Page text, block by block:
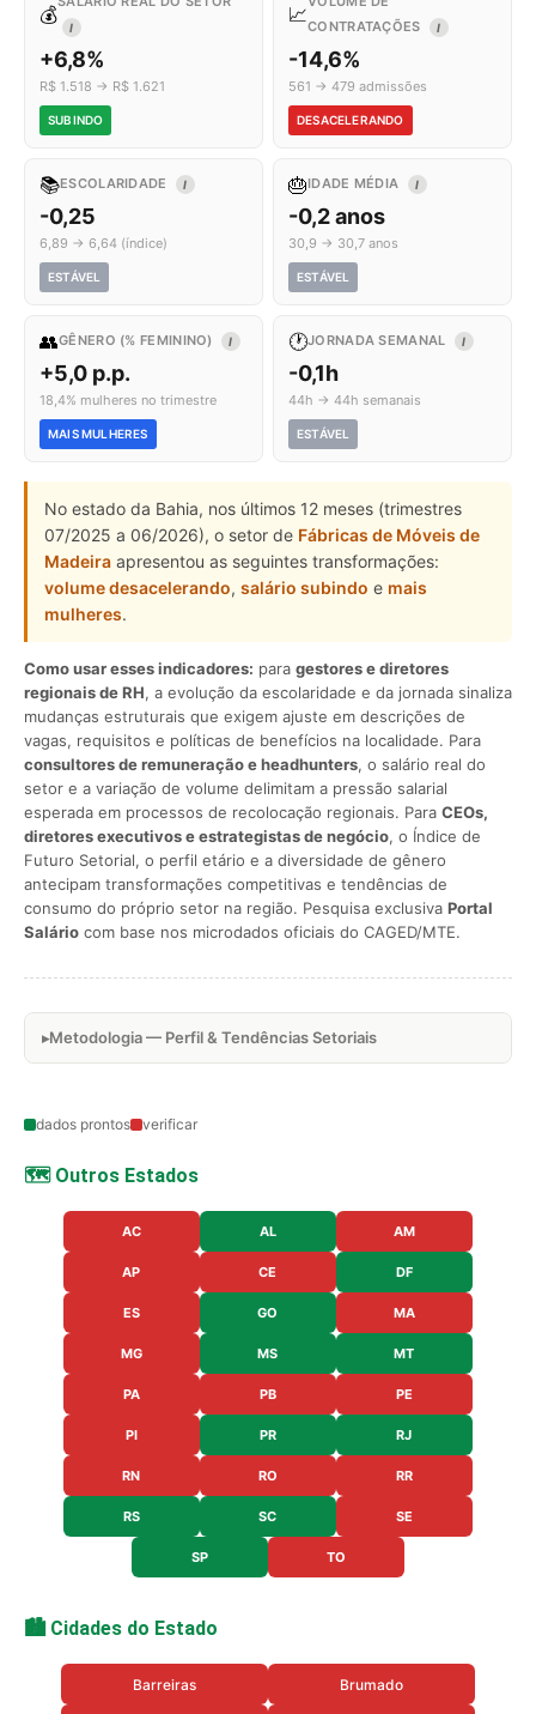
💰
I
+6,8%
R$ 1.518 → R$ 1.621
SUBINDO
📈CONTRATAÇÕES
I
-14,6%
561 → 479 admissões
DESACELERANDO
📚ESCOLARIDADE I
-0,25
6,89 → 6,64 (índice)
ESTÁVEL
🎂IDADE MÉDIA I
-0,2 anos
30,9 → 30,7 anos
ESTÁVEL
👥GÊNERO (% FEMININO) I
+5,0 p.p.
18,4% mulheres no trimestre
MAIS MULHERES
🕐JORNADA SEMANAL I
-0,1h
44h → 44h semanais
ESTÁVEL
No estado da Bahia, nos últimos 12 meses (trimestres
07/2025 a 06/2026), o setor de Fábricas de Móveis de
Madeira apresentou as seguintes transformações:
volume desacelerando, salário subindo e mais
mulheres.
Como usar esses indicadores: para gestores e diretores
regionais de RH, a evolução da escolaridade e da jornada sinaliza
mudanças estruturais que exigem ajuste em descrições de
vagas, requisitos e políticas de benefícios na localidade. Para
consultores de remuneração e headhunters, o salário real do
setor e a variação de volume delimitam a pressão salarial
esperada em processos de recolocação regionais. Para CEOs,
diretores executivos e estrategistas de negócio, o Índice de
Futuro Setorial, o perfil etário e a diversidade de gênero
antecipam transformações competitivas e tendências de
consumo do próprio setor na região. Pesquisa exclusiva Portal
Salário com base nos microdados oficiais do CAGED/MTE.
Metodologia — Perfil & Tendências Setoriais
dados prontos verificar
🗺️ Outros Estados
AC AL AM
AP CE DF
ES GO MA
MG MS MT
PA PB PE
PI PR RJ
RN RO RR
RS SC SE
SP TO
🏙️ Cidades do Estado
Barreiras Brumado